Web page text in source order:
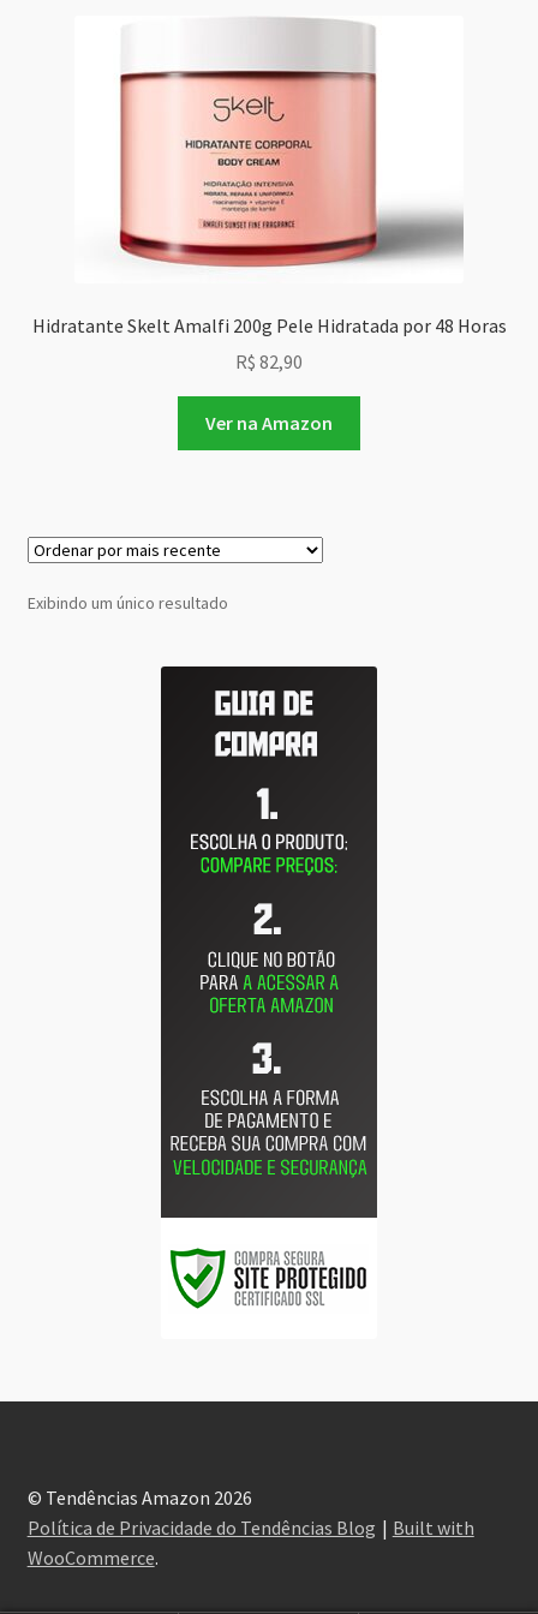
Hidratante Skelt Amalfi 200g Pele Hidratada por 48 Horas
R$ 82,90
Ver na Amazon
Exibindo um único resultado
© Tendências Amazon 2026
Política de Privacidade do Tendências Blog
Built with
WooCommerce.